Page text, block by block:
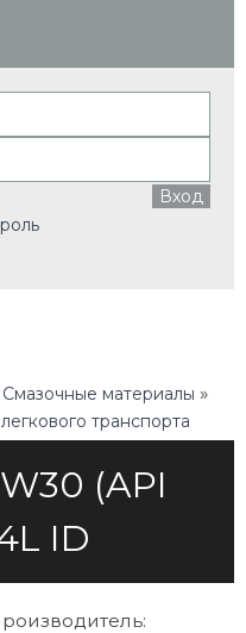
Смазочные материалы »
транспорта
(API
ID
: